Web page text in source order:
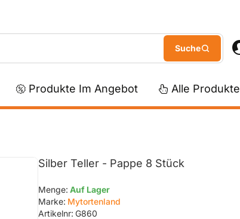
Produkte Im Angebot Alle Produkte
Silber Teller - Pappe 8 Stück
Menge: Auf Lager
Marke: Mytortenland
Artikelnr: G860